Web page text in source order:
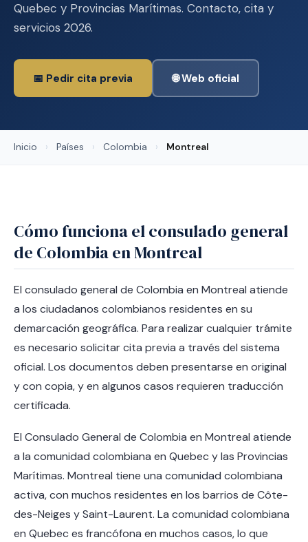
Quebec y Provincias Marítimas. Contacto, cita y
servicios 2026.
📅 Pedir cita previa 🌐 Web oficial
Inicio › Países › Colombia › Montreal
Cómo funciona el consulado general
de Colombia en Montreal
El consulado general de Colombia en Montreal atiende
a los ciudadanos colombianos residentes en su
demarcación geográfica. Para realizar cualquier trámite
es necesario solicitar cita previa a través del sistema
oficial. Los documentos deben presentarse en original
y con copia, y en algunos casos requieren traducción
certificada.
El Consulado General de Colombia en Montreal atiende
a la comunidad colombiana en Quebec y las Provincias
Marítimas. Montreal tiene una comunidad colombiana
activa, con muchos residentes en los barrios de Côte-
des-Neiges y Saint-Laurent. La comunidad colombiana
en Quebec es francófona en muchos casos, lo que